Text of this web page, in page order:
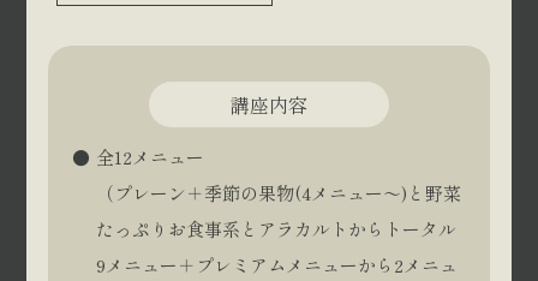
講座内容
全12メニュー
（プレーン＋季節の果物(4メニュー～)と野菜
たっぷりお食事系とアラカルトからトータル
9メニュー＋プレミアムメニューから2メニュ